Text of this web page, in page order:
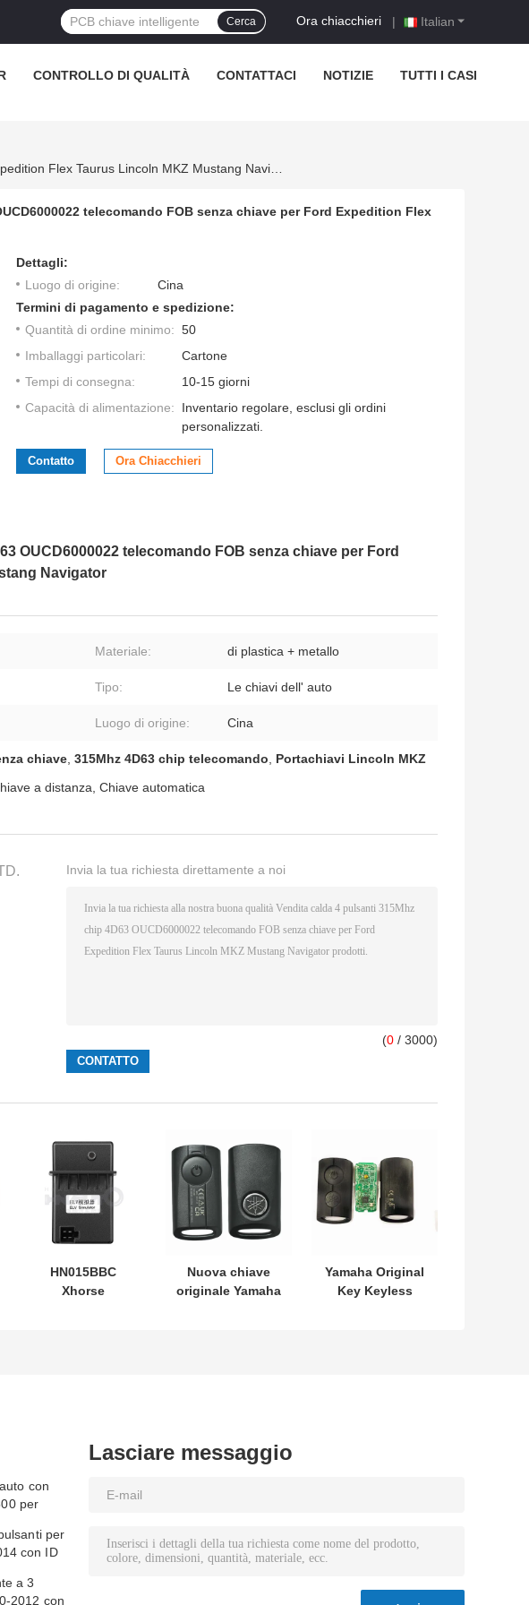
Italian
Ora chiacchieri |
Cerca
CONTROLLO DI QUALITÀ CONTATTACI NOTIZIE TUTTI I CASI
telecomando FOB senza chiave per Ford Expedition Flex
Dettagli:
Luogo di origine:
Cina
Termini di pagamento e spedizione:
Quantità di ordine minimo: 50
Imballaggi particolari:
Cartone
Tempi di consegna:
10-15 giorni
Capacità di alimentazione:
Inventario regolare, esclusi gli ordini
personalizzati.
Contatto Ora Chiacchieri
OUCD6000022 telecomando FOB senza chiave per Ford
Navigator
Materiale: di plastica + metallo
Tipo: Le chiavi dell' auto
Luogo di origine: Cina
chiave 315Mhz 4D63 chip telecomando
Portachiavi Lincoln MKZ
a distanza Chiave automatica
Invia la tua richiesta direttamente a noi
(0 / 3000)
HN015BBC
Xhorse
Nuova chiave
originale Yamaha
Yamaha Original
Key Keyless
con
per
per
con ID
a 3
2012 con
Lasciare messaggio